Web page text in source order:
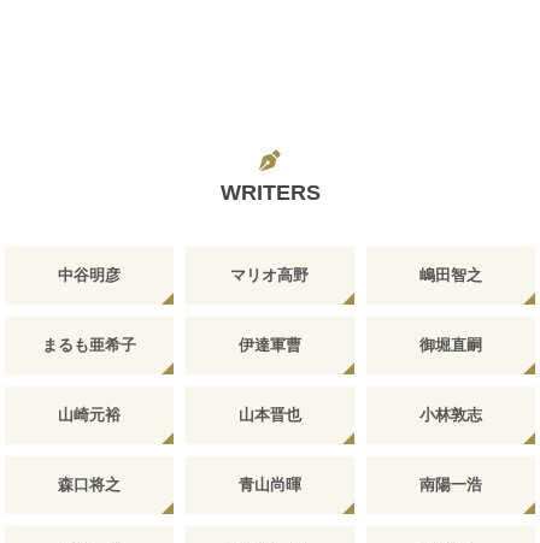
WRITERS
中谷明彦 マリオ高野 嶋田智之
まるも亜希子 伊達軍曹 御堀直嗣
山崎元裕 山本晋也 小林敦志
森口将之 青山尚暉 南陽一浩